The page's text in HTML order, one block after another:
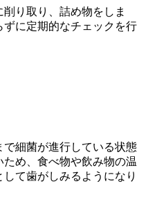
り取り、詰め物をしま
に定期的なチェックを行
細菌が進行している状態
め、食べ物や飲み物の温
て歯がしみるようになり